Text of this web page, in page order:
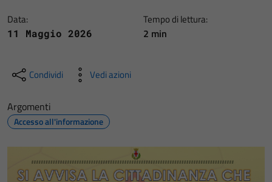
Data:
11 Maggio 2026
Tempo di lettura:
2 min
Condividi Vedi azioni
Argomenti
Accesso all'informazione